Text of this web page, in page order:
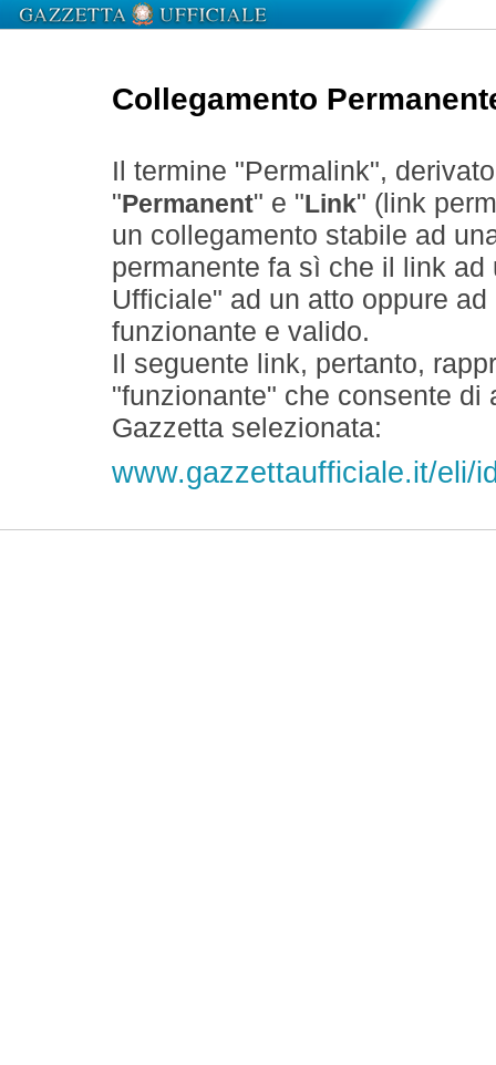
Collegamento
Il termine "Permalink",
" Permanent" e " Link" (link
un collegamento stabile ad
permanente fa sì che il link
Ufficiale" ad un atto oppure
funzionante e valido.
Il seguente link, pertanto,
"funzionante" che consente
Gazzetta selezionata:
www.gazzettaufficiale.it/eli/